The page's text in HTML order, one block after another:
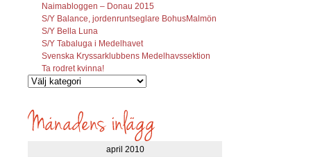
Naimabloggen – Donau 2015
S/Y Balance, jordenruntseglare BohusMalmön
S/Y Bella Luna
S/Y Tabaluga i Medelhavet
Svenska Kryssarklubbens Medelhavssektion
Ta rodret kvinna!
Vilka
söks?
april 2010